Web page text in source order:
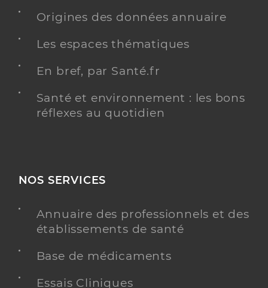
Origines des données annuaire
Les espaces thématiques
En bref, par Santé.fr
Santé et environnement : les bons
réflexes au quotidien
NOS SERVICES
Annuaire des professionnels et des
établissements de santé
Base de médicaments
Essais Cliniques